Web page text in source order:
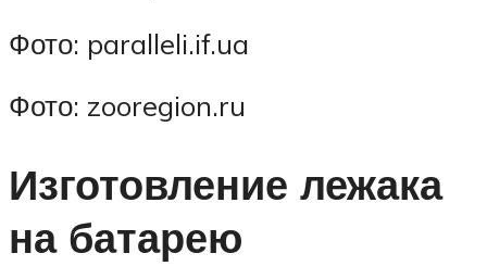
Фото: paralleli.if.ua
Фото: zooregion.ru
Изготовление лежака
на батарею